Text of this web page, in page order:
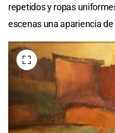
repetidos y ropas
escenas una apariencia